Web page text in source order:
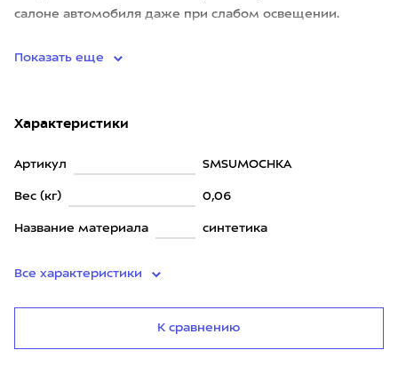
салоне автомобиля даже при слабом освещении.
Показать еще
Характеристики
Артикул SMSUMOCHKA
Вес (кг) 0,06
Название материала синтетика
Все характеристики
К сравнению